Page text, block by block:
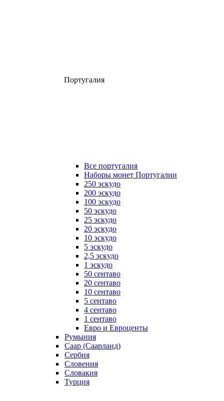
Португалия
Все португалия
Наборы монет Португалии
250 эскудо
200 эскудо
100 эскудо
50 эскудо
25 эскудо
20 эскудо
10 эскудо
5 эскудо
2,5 эскудо
1 эскудо
50 сентаво
20 сентаво
10 сентаво
5 сентаво
4 сентаво
1 сентаво
Евро и Евроценты
Румыния
Саар (Саарланд)
Сербия
Словения
Словакия
Турция